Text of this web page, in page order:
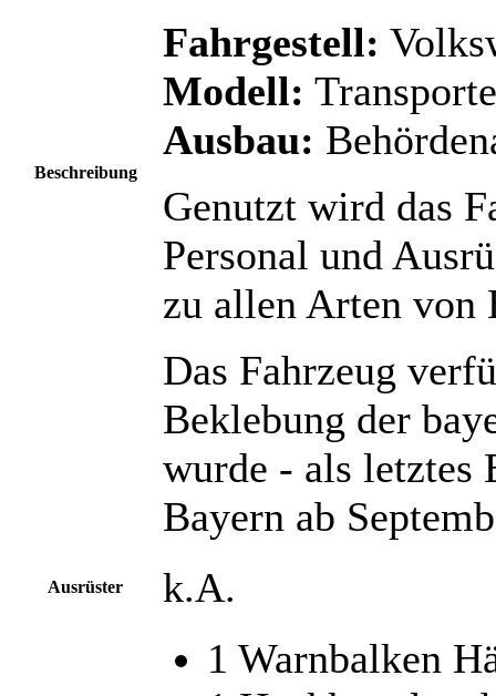
Beschreibung
Fahrgestell:
Modell:
Ausbau:
Genutzt wird das
Personal und
zu allen Arten von
Das Fahrzeug
Beklebung der
wurde - als letztes
Bayern ab
Ausrüster
k.A.
1 Warnbalken